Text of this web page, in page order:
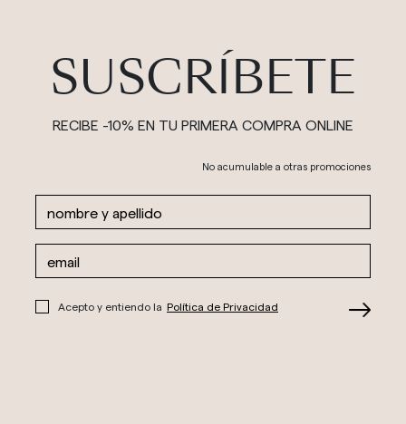
SUSCRÍBETE
RECIBE -10% EN TU PRIMERA COMPRA ONLINE
No acumulable a otras promociones
Acepto y entiendo la Política de Privacidad